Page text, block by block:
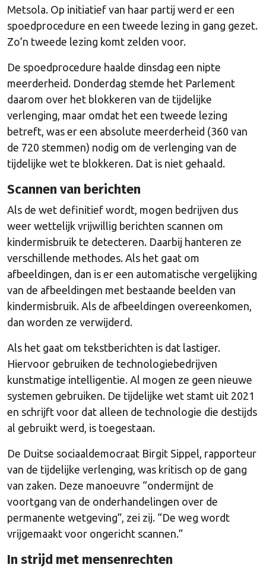
Metsola. Op initiatief van haar partij werd er een
spoedprocedure en een tweede lezing in gang gezet.
Zo’n tweede lezing komt zelden voor.
De spoedprocedure haalde dinsdag een nipte
meerderheid. Donderdag stemde het Parlement
daarom over het blokkeren van de tijdelijke
verlenging, maar omdat het een tweede lezing
betreft, was er een absolute meerderheid (360 van
de 720 stemmen) nodig om de verlenging van de
tijdelijke wet te blokkeren. Dat is niet gehaald.
Scannen van berichten
Als de wet definitief wordt, mogen bedrijven dus
weer wettelijk vrijwillig berichten scannen om
kindermisbruik te detecteren. Daarbij hanteren ze
verschillende methodes. Als het gaat om
afbeeldingen, dan is er een automatische vergelijking
van de afbeeldingen met bestaande beelden van
kindermisbruik. Als de afbeeldingen overeenkomen,
dan worden ze verwijderd.
Als het gaat om tekstberichten is dat lastiger.
Hiervoor gebruiken de technologiebedrijven
kunstmatige intelligentie. Al mogen ze geen nieuwe
systemen gebruiken. De tijdelijke wet stamt uit 2021
en schrijft voor dat alleen de technologie die destijds
al gebruikt werd, is toegestaan.
De Duitse sociaaldemocraat Birgit Sippel, rapporteur
van de tijdelijke verlenging, was kritisch op de gang
van zaken. Deze manoeuvre “ondermijnt de
voortgang van de onderhandelingen over de
permanente wetgeving”, zei zij. “De weg wordt
vrijgemaakt voor ongericht scannen.”
In strijd met mensenrechten